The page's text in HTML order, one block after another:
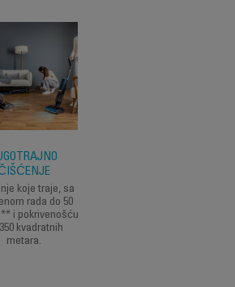
koje traje, sa
rada do 50
i pokrivenošću
kvadratnih
metara.